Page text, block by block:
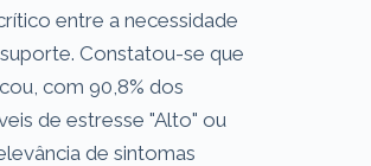
entre a necessidade
Constatou-se que
com 90,8% dos
de estresse "Alto" ou
de sintomas